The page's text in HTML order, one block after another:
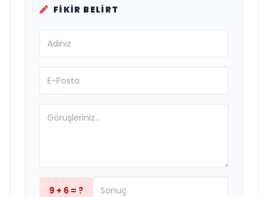
FIKIR BELIRT
9 + 6 = ?